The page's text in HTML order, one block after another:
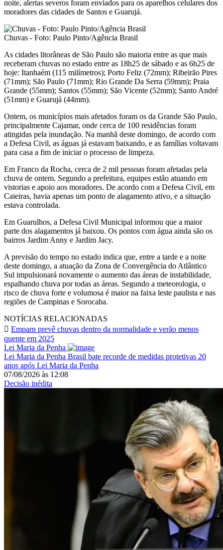
noite, alertas severos foram enviados para os aparelhos celulares dos
moradores das cidades de Santos e Guarujá.
Chuvas - Foto: Paulo Pinto/Agência Brasil
As cidades litorâneas de São Paulo são maioria entre as que mais
receberam chuvas no estado entre as 18h25 de sábado e as 6h25 de
hoje: Itanhaém (115 milímetros); Porto Feliz (72mm); Ribeirão Pires
(71mm); São Paulo (71mm); Rio Grande Da Serra (59mm); Praia
Grande (55mm); Santos (55mm); São Vicente (52mm); Santo André
(51mm) e Guarujá (44mm).
Ontem, os municípios mais afetados foram os da Grande São Paulo,
principalmente Cajamar, onde cerca de 100 residências foram
atingidas pela inundação. Na manhã deste domingo, de acordo com
a Defesa Civil, as águas já estavam baixando, e as famílias voltavam
para casa a fim de iniciar o processo de limpeza.
Em Franco da Rocha, cerca de 2 mil pessoas foram afetadas pela
chuva de ontem. Segundo a prefeitura, equipes estão atuando em
vistorias e apoio aos moradores. De acordo com a Defesa Civil, em
Caieiras, havia apenas um ponto de alagamento ativo, e a situação
estava controlada.
Em Guarulhos, a Defesa Civil Municipal informou que a maior
parte dos alagamentos já baixou. Os pontos com água ainda são os
bairros Jardim Anny e Jardim Jacy.
A previsão do tempo no estado indica que, entre a tarde e a noite
deste domingo, a atuação da Zona de Convergência do Atlântico
Sul impulsionará novamente o aumento das áreas de instabilidade,
espalhando chuva por todas as áreas. Segundo a meteorologia, o
risco de chuva forte e volumosa é maior na faixa leste paulista e nas
regiões de Campinas e Sorocaba.
NOTÍCIAS RELACIONADAS
Emparn prevê chuvas dentro da normalidade e verão menos
quente em 2025
Lei Maria da Penha
Lei Maria da Penha Brasil bate recorde de medidas protetivas 20
anos após Lei Maria da Penha
07/08/2026 às 12:08
Decisão inédita